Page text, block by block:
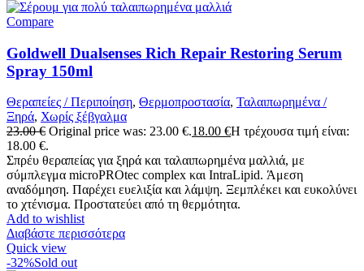
Compare
Goldwell Dualsenses Rich Repair Restoring Serum
Spray 150ml
Θεραπείες / Περιποίηση, Θερμοπροστασία, Ταλαιπωρημένα /
Ξηρά, Χωρίς ξέβγαλμα
23.00€ Original price was: 23.00 €.18.00 €Η τρέχουσα τιμή είναι:
18.00 €.
Σπρέυ θεραπείας για ξηρά και ταλαιπωρημένα μαλλιά, με
σύμπλεγμα microPROtec complex και IntraLipid. Άμεση
αναδόμηση. Παρέχει ευελιξία και λάμψη. Ξεμπλέκει και ευκολύνει
το χτένισμα. Προστατεύει από τη θερμότητα.
Add to wishlist
Διαβάστε περισσότερα
Quick view
-32%Sold out